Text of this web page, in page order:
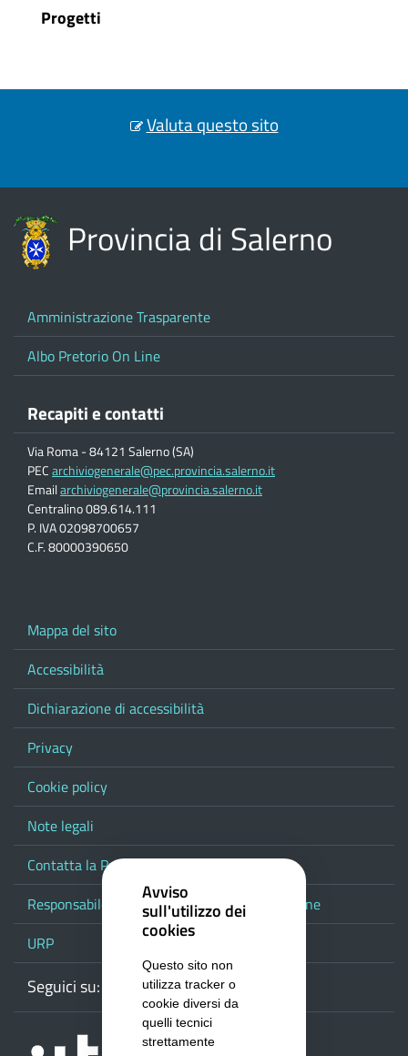
Progetti
Valuta questo sito
Provincia di Salerno
Amministrazione Trasparente
Albo Pretorio On Line
Recapiti e contatti
Via Roma - 84121 Salerno (SA)
PECarchiviogenerale@pec.provincia.salerno.it
Emailarchiviogenerale@provincia.salerno.it
Centralino 089.614.111
P. IVA 02098700657
C.F. 80000390650
Mappa del sito
Accessibilità
Dichiarazione di accessibilità
Privacy
Cookie policy
Note legali
Contatta la Provincia
Responsabile del procedimento di pubblicazione
URP
Seguici su: WebmailFacebook
Youtube
Avviso
sull'utilizzo dei
cookies
Questo sito non
utilizza tracker o
cookie diversi da
quelli tecnici
strettamente